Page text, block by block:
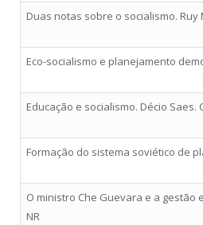
Duas notas sobre o socialismo. Ruy
Eco-socialismo e planejamento
Educação e socialismo. Décio Saes.
Formação do sistema soviético de
O ministro Che Guevara e a gestão
NR